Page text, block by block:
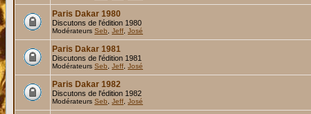
Paris Dakar 1980
Discutons de l'édition 1980
Modérateurs Seb Jeff José
Paris Dakar 1981
Discutons de l'édition 1981
Modérateurs Seb Jeff José
Paris Dakar 1982
Discutons de l'édition 1982
Modérateurs Seb Jeff José